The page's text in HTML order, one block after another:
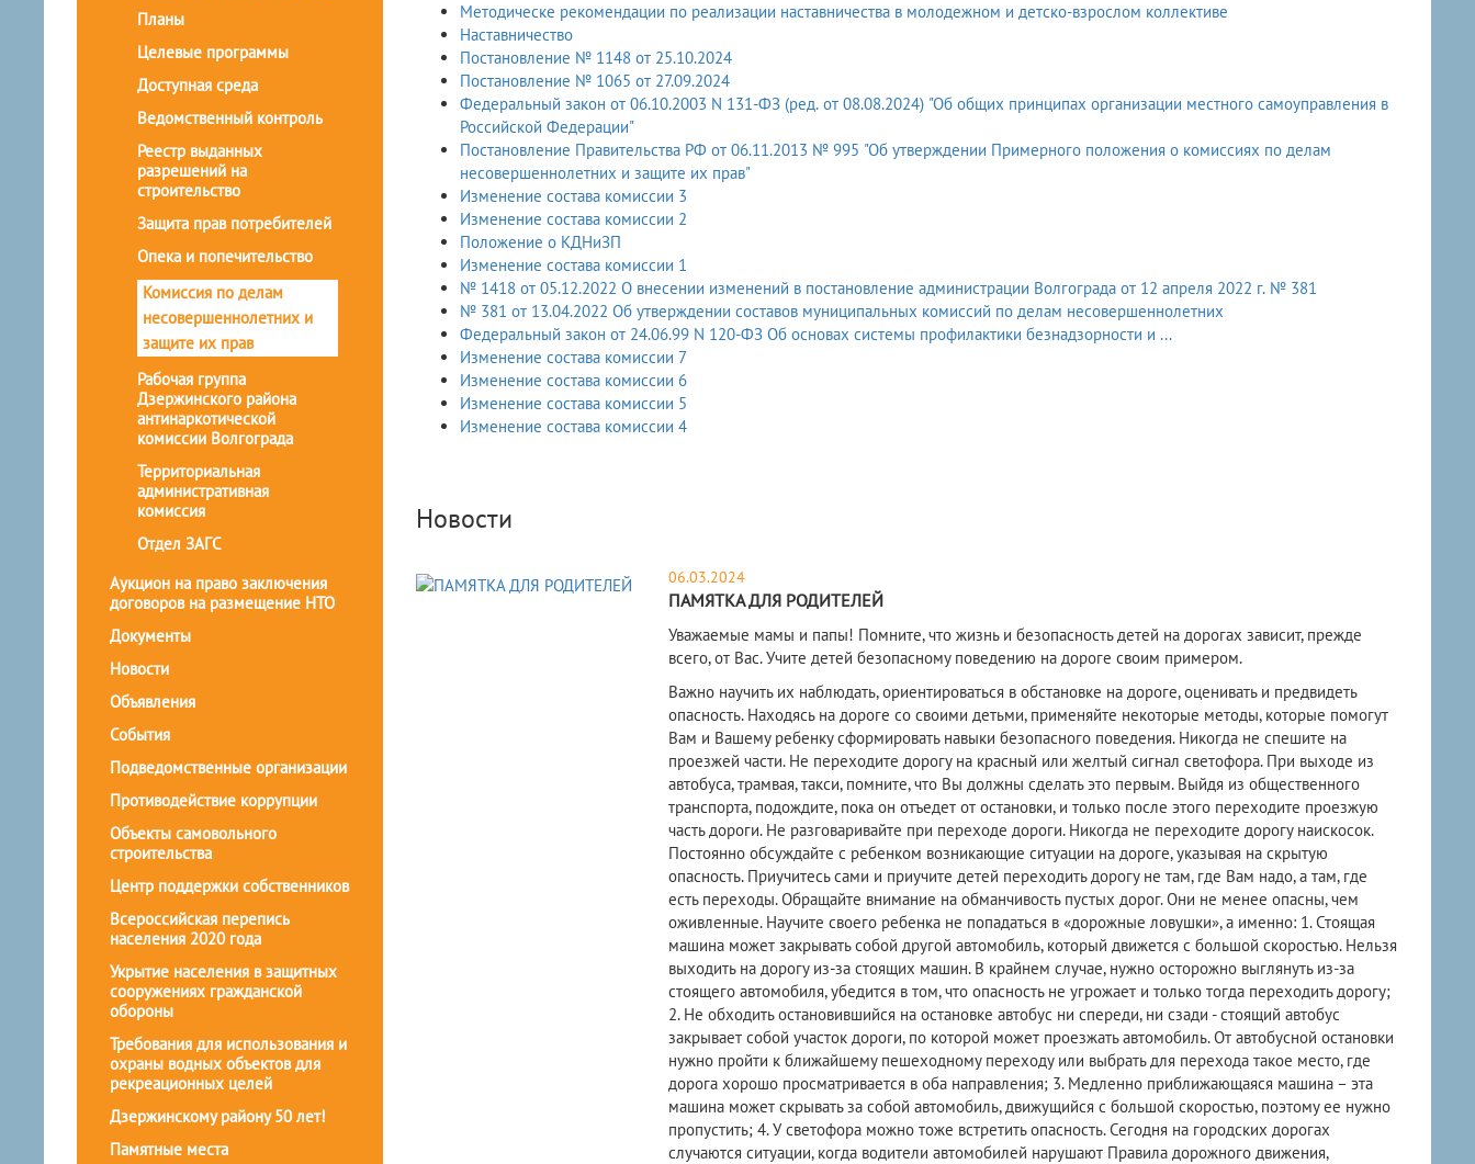
Планы
Целевые программы
Доступная среда
Ведомственный контроль
Реестр выданных
разрешений на
строительство
Защита прав потребителей
Опека и попечительство
Комиссия по делам
несовершеннолетних и
защите их прав
Рабочая группа
Дзержинского района
антинаркотической
комиссии Волгограда
Территориальная
административная
комиссия
Отдел ЗАГС
Аукцион на право заключения
договоров на размещение НТО
Документы
Новости
Объявления
События
Подведомственные организации
Противодействие коррупции
Объекты самовольного
строительства
Центр поддержки собственников
Всероссийская перепись
населения 2020 года
Укрытие населения в защитных
сооружениях гражданской
обороны
Требования для использования и
охраны водных объектов для
рекреационных целей
Дзержинскому району 50 лет!
Памятные места
Методическе рекомендации по реализации наставничества в молодежном и детско-взрослом коллективе
Наставничество
Постановление № 1148 от 25.10.2024
Постановление № 1065 от 27.09.2024
Федеральный закон от 06.10.2003 N 131-ФЗ (ред. от 08.08.2024) "Об общих принципах организации местного самоуправления в
Российской Федерации"
Постановление Правительства РФ от 06.11.2013 № 995 "Об утверждении Примерного положения о комиссиях по делам
несовершеннолетних и защите их прав"
Изменение состава комиссии 3
Изменение состава комиссии 2
Положение о КДНиЗП
Изменение состава комиссии 1
№ 1418 от 05.12.2022 О внесении изменений в постановление администрации Волгограда от 12 апреля 2022 г. № 381
№ 381 от 13.04.2022 Об утверждении составов муниципальных комиссий по делам несовершеннолетних
Федеральный закон от 24.06.99 N 120-ФЗ Об основах системы профилактики безнадзорности и ...
Изменение состава комиссии 7
Изменение состава комиссии 6
Изменение состава комиссии 5
Изменение состава комиссии 4
Новости
06.03.2024
ПАМЯТКА ДЛЯ РОДИТЕЛЕЙ
Уважаемые мамы и папы! Помните, что жизнь и безопасность детей на дорогах зависит, прежде
всего, от Вас. Учите детей безопасному поведению на дороге своим примером.
Важно научить их наблюдать, ориентироваться в обстановке на дороге, оценивать и предвидеть
опасность. Находясь на дороге со своими детьми, применяйте некоторые методы, которые помогут
Вам и Вашему ребенку сформировать навыки безопасного поведения. Никогда не спешите на
проезжей части. Не переходите дорогу на красный или желтый сигнал светофора. При выходе из
автобуса, трамвая, такси, помните, что Вы должны сделать это первым. Выйдя из общественного
транспорта, подождите, пока он отъедет от остановки, и только после этого переходите проезжую
часть дороги. Не разговаривайте при переходе дороги. Никогда не переходите дорогу наискосок.
Постоянно обсуждайте с ребенком возникающие ситуации на дороге, указывая на скрытую
опасность. Приучитесь сами и приучите детей переходить дорогу не там, где Вам надо, а там, где
есть переходы. Обращайте внимание на обманчивость пустых дорог. Они не менее опасны, чем
оживленные. Научите своего ребенка не попадаться в «дорожные ловушки», а именно: 1. Стоящая
машина может закрывать собой другой автомобиль, который движется с большой скоростью. Нельзя
выходить на дорогу из-за стоящих машин. В крайнем случае, нужно осторожно выглянуть из-за
стоящего автомобиля, убедится в том, что опасность не угрожает и только тогда переходить дорогу;
2. Не обходить остановившийся на остановке автобус ни спереди, ни сзади - стоящий автобус
закрывает собой участок дороги, по которой может проезжать автомобиль. От автобусной остановки
нужно пройти к ближайшему пешеходному переходу или выбрать для перехода такое место, где
дорога хорошо просматривается в оба направления; 3. Медленно приближающаяся машина – эта
машина может скрывать за собой автомобиль, движущийся с большой скоростью, поэтому ее нужно
пропустить; 4. У светофора можно тоже встретить опасность. Сегодня на городских дорогах
случаются ситуации, когда водители автомобилей нарушают Правила дорожного движения,